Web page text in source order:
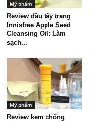
Mỹ phẩm
Review dầu tẩy trang
Innisfree Apple Seed
Cleansing Oil: Làm
sạch...
Mỹ phẩm
Review kem chống